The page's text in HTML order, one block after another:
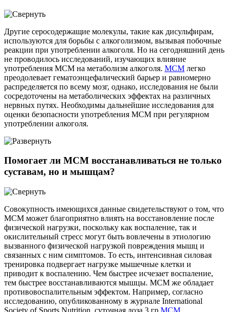
Другие серосодержащие молекулы, такие как дисульфирам,
используются для борьбы с алкоголизмом, вызывая побочные
реакции при употреблении алкоголя. Но на сегодняшний день
не проводилось исследований, изучающих влияние
употребления МСМ на метаболизм алкоголя. МСМ легко
преодолевает гематоэнцефалический барьер и равномерно
распределяется по всему мозг, однако, исследования не были
сосредоточены на метаболических эффектах на различных
нервных путях. Необходимы дальнейшие исследования для
оценки безопасности употребления МСМ при регулярном
употреблении алкоголя.
Помогает ли МСМ восстанавливаться не только
суставам, но и мышцам?
Совокупность имеющихся данные свидетельствуют о том, что
МСМ может благоприятно влиять на восстановление после
физической нагрузки, поскольку как воспаление, так и
окислительный стресс могут быть вовлечены в этиологию
вызванного физической нагрузкой повреждения мышц и
связанных с ним симптомов. То есть, интенсивная силовая
тренировка подвергает нагрузке мышечные клетки и
приводит к воспалению. Чем быстрее исчезает воспаление,
тем быстрее восстанавливаются мышцы. МСМ же обладает
противовоспалительным эффектом. Например, согласно
исследованию, опубликованному в журнале International
Society of Sports Nutrition, суточная доза 3 гр МСМ